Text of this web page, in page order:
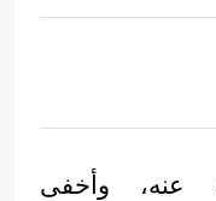
عنه، وأخفى